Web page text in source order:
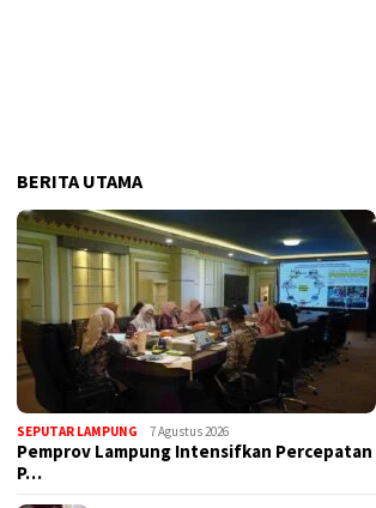
BERITA UTAMA
SEPUTAR LAMPUNG 7 Agustus 2026
Pemprov Lampung Intensifkan Percepatan
P…